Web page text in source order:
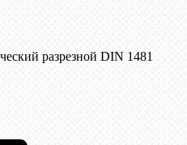
разрезной DIN 1481